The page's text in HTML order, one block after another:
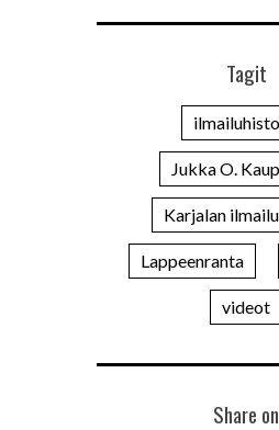
Tagit
Jukka O.
Karjalan
Lappeenranta
videot
Share on